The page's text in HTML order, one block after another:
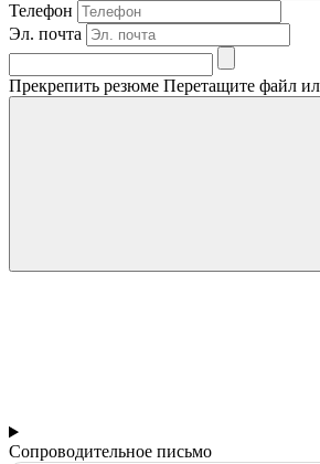
Телефон
Эл. почта
Прекрепить резюме Перетащите файл
Сопроводительное письмо